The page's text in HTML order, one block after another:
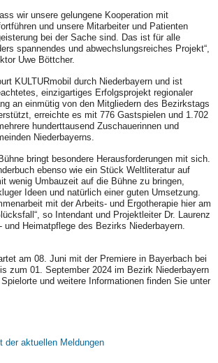
wir unsere gelungene Kooperation mit
und unsere Mitarbeiter und Patienten
bei der Sache sind. Das ist für alle
spannendes und abwechslungsreiches Projekt“,
Uwe Böttcher.
KULTURmobil durch Niederbayern und ist
einzigartiges Erfolgsprojekt regionaler
an einmütig von den Mitgliedern des Bezirkstags
erreichte es mit 776 Gastspielen und 1.702
hunderttausend Zuschauerinnen und
Niederbayerns.
bringt besondere Herausforderungen mit sich.
ebenso wie ein Stück Weltliteratur auf
wenig Umbauzeit auf die Bühne zu bringen,
Ideen und natürlich einer guten Umsetzung.
mit der Arbeits- und Ergotherapie hier am
so Intendant und Projektleiter Dr. Laurenz
und Heimatpflege des Bezirks Niederbayern.
am 08. Juni mit der Premiere in Bayerbach bei
zum 01. September 2024 im Bezirk Niederbayern
und weitere Informationen finden Sie unter
der aktuellen Meldungen